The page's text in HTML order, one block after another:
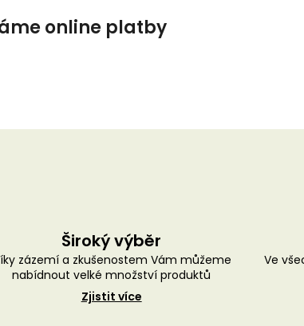
online platby
Široký výběr
zázemí a zkušenostem Vám můžeme
nabídnout velké množství produktů
Zjistit více
Ve